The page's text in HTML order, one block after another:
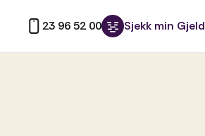
23 96 52 00 Sjekk min Gjeld